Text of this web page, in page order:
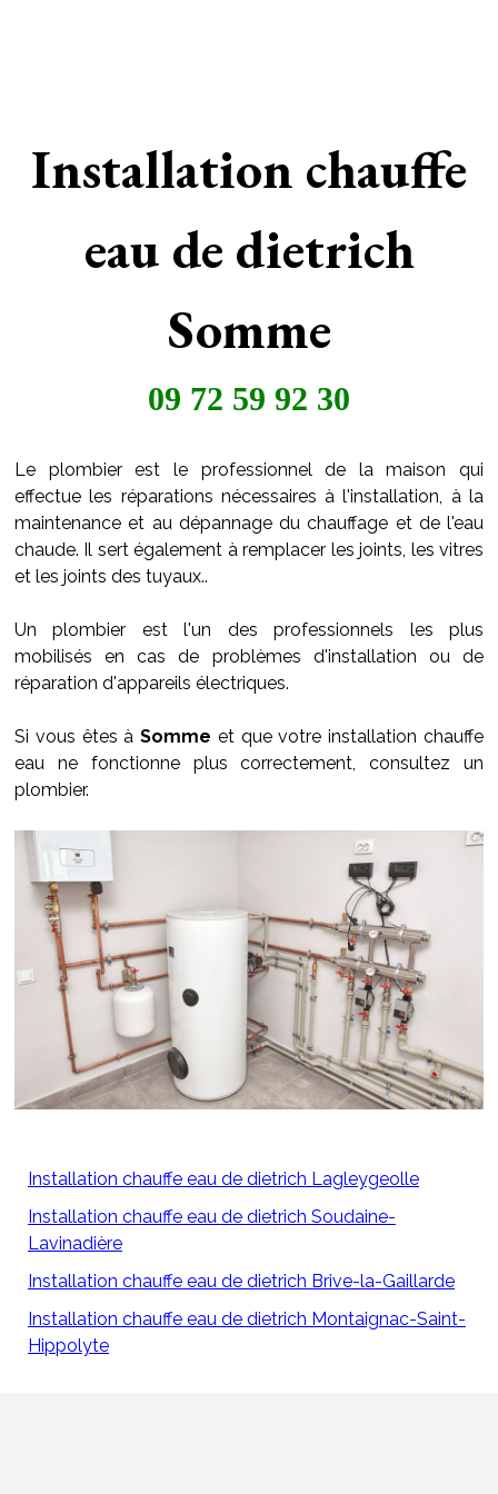
Installation chauffe
eau de dietrich
Somme
09 72 59 92 30
Le plombier est le professionnel de la maison qui
effectue les réparations nécessaires à l'installation, à la
maintenance et au dépannage du chauffage et de l'eau
chaude. Il sert également à remplacer les joints, les vitres
et les joints des tuyaux..
Un plombier est l'un des professionnels les plus
mobilisés en cas de problèmes d'installation ou de
réparation d'appareils électriques.
Si vous êtes àSomme et que votre installation chauffe
eau ne fonctionne plus correctement, consultez un
plombier.
Installation chauffe eau de dietrich Lagleygeolle
Installation chauffe eau de dietrich Soudaine-
Lavinadière
Installation chauffe eau de dietrich Brive-la-Gaillarde
Installation chauffe eau de dietrich Montaignac-Saint-
Hippolyte